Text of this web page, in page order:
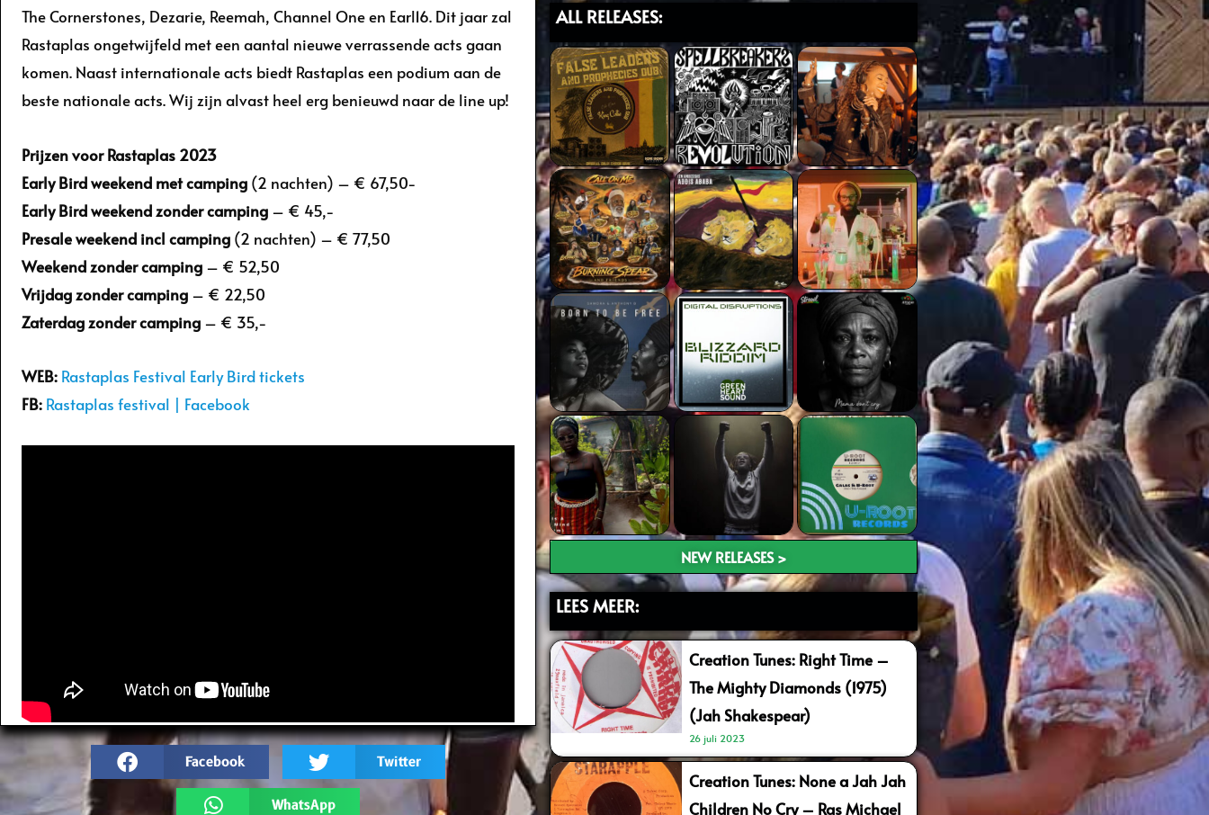
The Cornerstones, Dezarie, Reemah, Channel One en Earl16. Dit jaar zal
Rastaplas ongetwijfeld met een aantal nieuwe verrassende acts gaan
komen. Naast internationale acts biedt Rastaplas een podium aan de
beste nationale acts. Wij zijn alvast heel erg benieuwd naar de line up!
Prijzen voor Rastaplas 2023
Early Bird weekend met camping (2 nachten) – € 67,50-
Early Bird weekend zonder camping – € 45,-
Presale weekend incl camping (2 nachten) – € 77,50
Weekend zonder camping – € 52,50
Vrijdag zonder camping – € 22,50
Zaterdag zonder camping – € 35,-
WEB: Rastaplas Festival Early Bird tickets
FB: Rastaplas festival | Facebook
Facebook Twitter
WhatsApp
ALL RELEASES:
NEW RELEASES >
LEES MEER:
Creation Tunes: Right Time –
The Mighty Diamonds (1975)
(Jah Shakespear)
26 juli 2023
Creation Tunes: None a Jah Jah
Children No Cry – Ras Michael